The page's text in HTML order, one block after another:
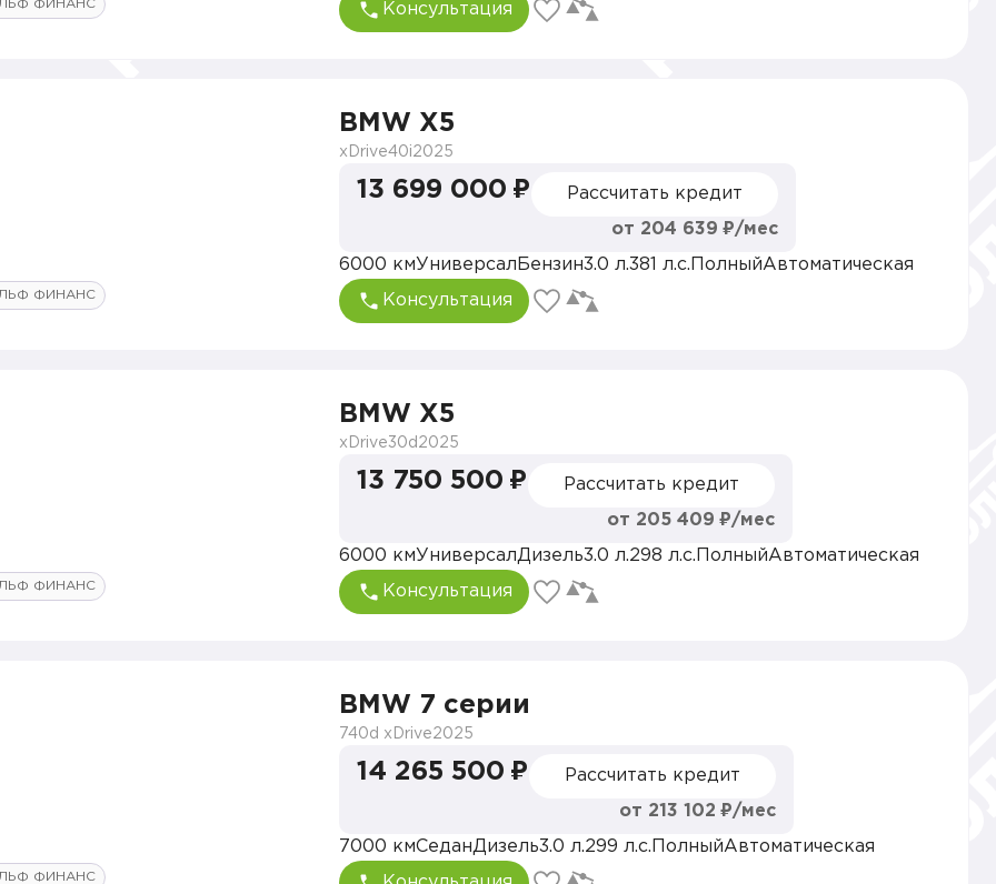
ФИНАНС Консультация
ФИНАНС
BMW X5
xDrive40i2025
13 699 000 ₽ Рассчитать кредит
от 204 639 ₽/мес
6000 кмУниверсал Бензин3.0 л.381 л.с. ПолныйАвтоматическая
Консультация
ФИНАНС
BMW X5
xDrive30d 2025
13 750 500 ₽ Рассчитать кредит
от 205 409 ₽/мес
6000 кмУниверсалДизель3.0 л.298 л.с. ПолныйАвтоматическая
Консультация
ФИНАНС
BMW 7 серии
740d xDrive2025
14 265 500 ₽ Рассчитать кредит
от 213 102 ₽/мес
7000 кмСеданДизель3.0 л.299 л.с. ПолныйАвтоматическая